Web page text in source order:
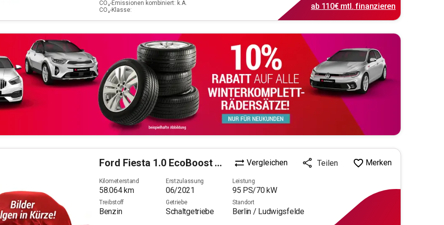
CO₂-Emissionen kombiniert: k.A.
CO₂-Klasse:
ab 110€mtl. finanzieren
Ford Fiesta 1.0 EcoBoost Titanium S/S (EURO 6d-TEMP) Vergleichen Teilen Merken
Kilometerstand
58.064km
Erstzulassung
06/2021
Leistung
95 PS/70kW
Treibstoff
Benzin
Getriebe
Schaltgetriebe
Standort
Berlin / Ludwigsfelde